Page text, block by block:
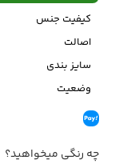
کیفیت جنس
اصالت
سایز بندی
وضعیت
چه رنگی میخواهید؟